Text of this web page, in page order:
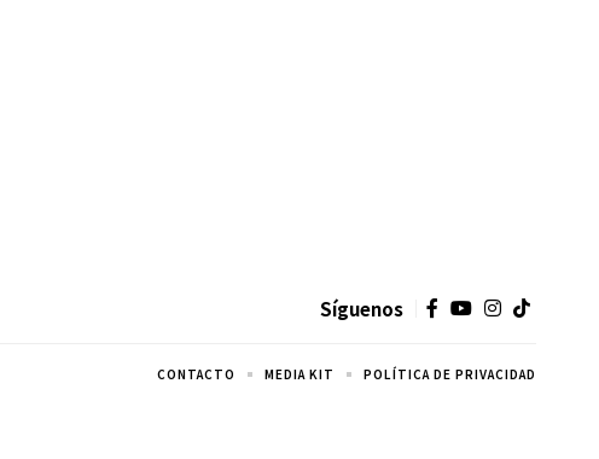
Síguenos
CONTACTO MEDIA KIT POLÍTICA DE PRIVACIDAD